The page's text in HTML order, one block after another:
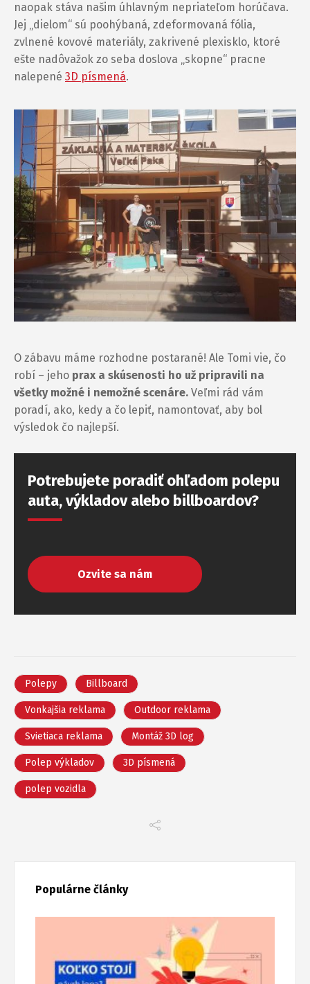
naopak stáva našim úhlavným nepriateľom horúčava.
Jej „dielom“ sú poohýbaná, zdeformovaná fólia,
zvlnené kovové materiály, zakrivené plexisklo, ktoré
ešte nadôvažok zo seba doslova „skopne“ pracne
nalepené 3D písmená.
O zábavu máme rozhodne postarané! Ale Tomi vie, čo
robí – jeho prax a skúsenosti ho už pripravili na
všetky možné i nemožné scenáre. Veľmi rád vám
poradí, ako, kedy a čo lepiť, namontovať, aby bol
výsledok čo najlepší.
Potrebujete poradiť ohľadom polepu
auta, výkladov alebo billboardov?
Ozvite sa nám
Polepy Billboard
Vonkajšia reklama Outdoor reklama
Svietiaca reklama Montáž 3D log
Polep výkladov 3D písmená
polep vozidla
Populárne články